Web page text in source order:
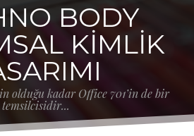
BODY
KIMLIK
olduğu kadar Office 701’in de bir
temsilcisidir...